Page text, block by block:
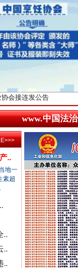
闻网.
闻网.
纪网.
线.
网.中
永
广州首
www.中国法
..
地一
素超
..
..
..